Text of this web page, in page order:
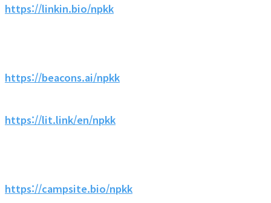
https://linkin.bio/npkk
https://beacons.ai/npkk
https://lit.link/en/npkk
https://campsite.bio/npkk